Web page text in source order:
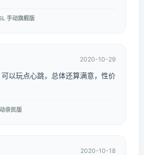
手动旗舰版
2020-10-29
以玩点心跳，总体还算满意，性价
亲民版
2020-10-18